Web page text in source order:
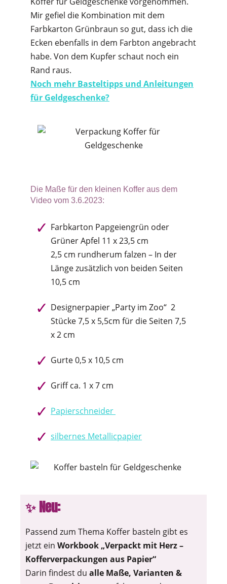
Mir gefiel die Kombination mit dem
Farbkarton Grünbraun so gut, dass ich die
Ecken ebenfalls in dem Farbton angebracht
habe. Von dem Kupfer schaut noch ein
Rand raus.
Noch mehr Basteltipps und Anleitungen
für Geldgeschenke?
Die Maße für den kleinen Koffer aus dem
Video vom 3.6.2023:
Farbkarton Papgeiengrün oder
Grüner Apfel 11 x 23,5 cm
2,5 cm rundherum falzen – In der
Länge zusätzlich von beiden Seiten
10,5 cm
Designerpapier „Party im Zoo“ 2
Stücke 7,5 x 5,5cm für die Seiten 7,5
x 2 cm
Gurte 0,5 x 10,5 cm
Griff ca. 1 x 7 cm
Papierschneider
silbernes Metallicpapier
✨ Neu:
Passend zum Thema Koffer basteln gibt es
jetzt ein Workbook „Verpackt mit Herz –
Kofferverpackungen aus Papier“
Darin findest du alle Maße, Varianten &